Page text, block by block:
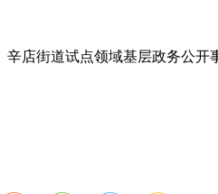
辛店街道试点领域基层政务公开